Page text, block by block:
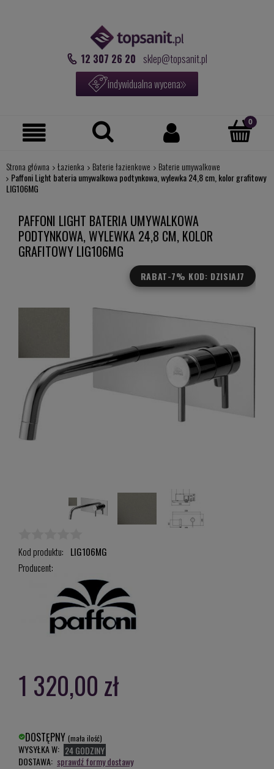
12 307 26 20 sklep@topsanit.pl
indywidualna wycena
Strona główna Łazienka Baterie łazienkowe
Baterie umywalkowe
Paffoni Light bateria umywalkowa podtynkowa, wylewka 24,8 cm, kolor grafitowy
LIG106MG
PAFFONI LIGHT BATERIA UMYWALKOWA
PODTYNKOWA, WYLEWKA 24,8 CM, KOLOR
GRAFITOWY LIG106MG
RABAT-7% KOD: DZISIAJ7
Kod produktu: LIG106MG
Producent:
1 320,00 zł
DOSTĘPNY (mała ilość)
WYSYŁKA W: 24 GODZINY
DOSTAWA: sprawdź formy dostawy